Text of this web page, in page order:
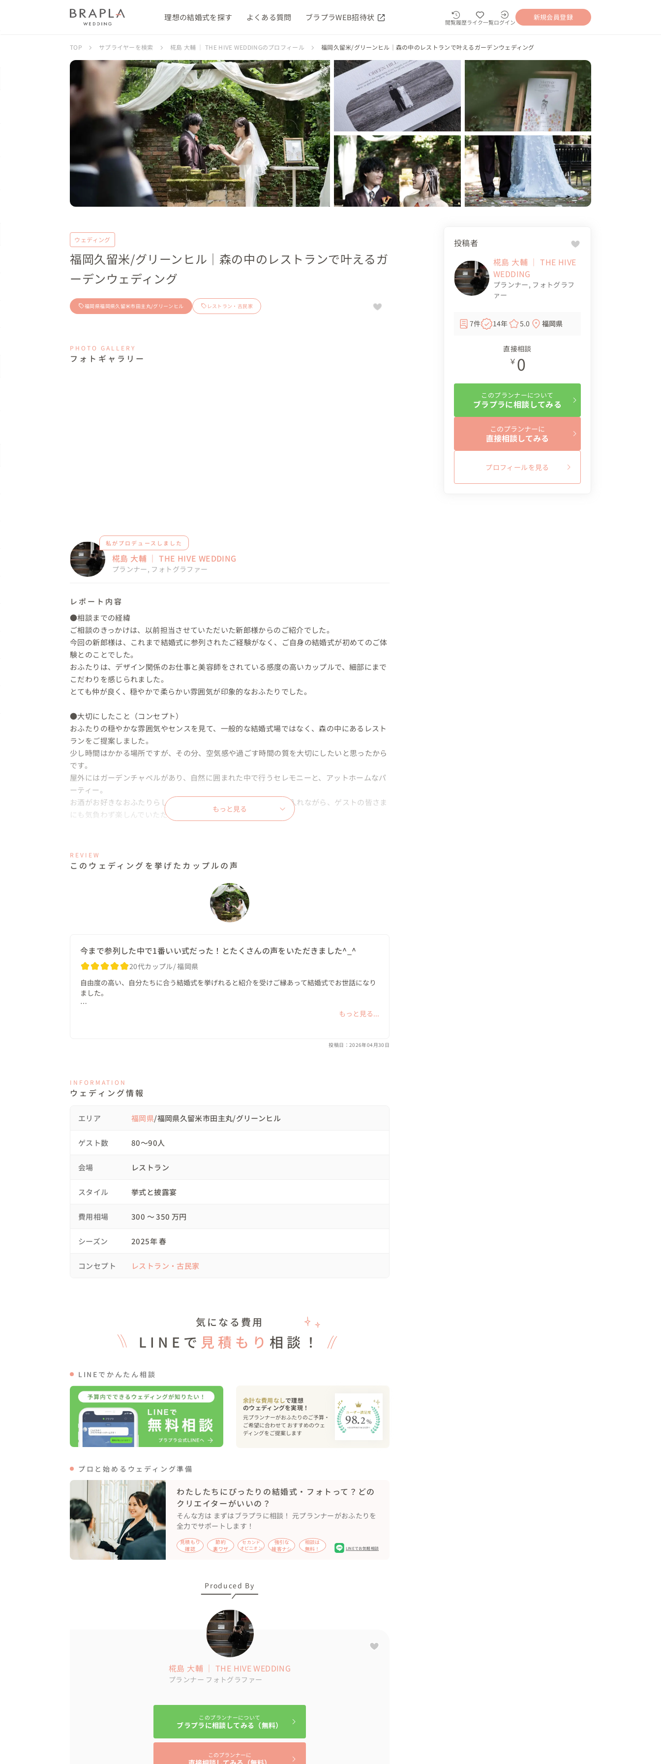
理想の結婚式を探す よくある質問 ブラプラWEB招待状 閲覧履歴ライク一覧ログイン
新規会員登録
TOP サプライヤーを検索 椛島 大輔 ｜ THE HIVE WEDDINGのプロフィール 福岡久留米/グリーンヒル｜森の中のレストランで叶えるガーデンウェディング
ウェディング
福岡久留米/グリーンヒル｜森の中のレストランで叶えるガ
ーデンウェディング
福岡県福岡県久留米市田主丸/グリーンヒル レストラン・古民家
PHOTO GALLERY
フォトギャラリー
私がプロデュースしました
椛島 大輔 ｜ THE HIVE WEDDING
プランナー, フォトグラファー
レポート内容
●相談までの経緯
ご相談のきっかけは、以前担当させていただいた新郎様からのご紹介でした。
今回の新郎様は、これまで結婚式に参列されたご経験がなく、ご自身の結婚式が初めてのご体
験とのことでした。
おふたりは、デザイン関係のお仕事と美容師をされている感度の高いカップルで、細部にまで
こだわりを感じられました。
とても仲が良く、穏やかで柔らかい雰囲気が印象的なおふたりでした。
●大切にしたこと（コンセプト）
おふたりの穏やかな雰囲気やセンスを見て、一般的な結婚式場ではなく、森の中にあるレスト
ランをご提案しました。
少し時間はかかる場所ですが、その分、空気感や過ごす時間の質を大切にしたいと思ったから
です。
屋外にはガーデンチャペルがあり、自然に囲まれた中で行うセレモニーと、アットホームなパ
ーティー。
お酒がお好きなおふたりらしく、生ビールやバーベキューも取り入れながら、ゲストの皆さま
にも気負わず楽しんでいただける一日をイメージしました。
新郎様がデザイン関係ということもあり、席次表や席札、メニュー表などのペーパーアイテム
はすべてご自身でご用意されました。
ゲストの方に楽しんでいただきたいという想いから、おふたりのお好きなお酒もご用意。
自然と会話が生まれる、あたたかい時間が流れていました。
ガーデンチャペルでのセレモニーが難しいかもしれない、そんな状況でしたが、時間になると
おふたりの想いが届いたような、静かで美しい時間でした。
今回の会場は、お料理以外はすべてお持ち込みが可能で、ドレスやカメラマン、映像、ヘアメ
イク、司会者、引出物など、細部まで持ち込みをしました。
新郎様の衣装はオーダーで仕立てた一着で、デザインやサイズを100％ご自身の好みに合わせ
ドレス、ヘアメイク、ペーパーアイテム、写真、映像は新郎新婦、オーダースーツ、司会者、
●こんな人におすすめ
自分たちらしい結婚式を大切にしたい方や、細部までこだわりを持って準備したい方におすす
ドレスやカメラマン、ヘアメイクなどを自由に選びたい方や、持ち込みを活かして柔軟にプラ
また、形式にとらわれず、アットホームな雰囲気の中でゲストと近い距離で過ごしたい方、自
お酒や食事も含めて“その時間そのもの”を楽しみたい方や、費用とクオリティのバランスを見
もっと見る
REVIEW
このウェディングを挙げたカップルの声
今まで参列した中で1番いい式だった！とたくさんの声をいただきました^_^
20代カップル 福岡県
自由度の高い、自分たちに合う結婚式を挙げれると紹介を受けご縁あって結婚式でお世話になり
ました。
他の方の口コミにもある通りプランナーさんはこんなところまで？！と言うくらい細かく付き添
した！すごいのがグレードアップ無しでこのクオリティ？！と何から何まで、隅から隅まで私た
ち夫婦も大満足です！
本来花嫁が主役とされがちな結婚式で新郎側の衣装はレパートリーが少なかったりする中でこだ
おかげさまで、「今まで参列した中で1番いい式だった！」とたくさんの声をいただきました^_^
した。
私自身、ブライダルのヘアメイクで色んな現場を見て来ましたが自信を持っておすすめできるプ
ランナーさんです！
もっと見る...
投稿日：2026年04月30日
INFORMATION
ウェディング情報
エリア 福岡県/福岡県久留米市田主丸/グリーンヒル
ゲスト数 80〜90人
会場 レストラン
スタイル 挙式と披露宴
費用相場 300 〜 350 万円
シーズン 2025年 春
コンセプト レストラン・古民家
気になる費用
LINEで 見積もり 相談！
LINEでかんたん相談
余計な費用なしで理想
元プランナーがおふたりのご予算・
ご希望に合わせて おすすめのウェ
ディングをご提案します
プロと始めるウェディング準備
わたしたちにぴったりの結婚式・フォトって？どの
クリエイターがいいの？
そんな方は まずはブラプラに相談！ 元プランナーがおふたりを
全力でサポートします！
見積もり
確認
節約
裏ワザ
セカンド
オピニオン
強引な
接客ナシ
相談は
無料！
LINEでお気軽相談
Produced By
椛島 大輔 ｜ THE HIVE WEDDING
プランナー フォトグラファー
このプランナーについて
ブラプラに相談してみる（無料）
このプランナーに
投稿者
椛島 大輔 ｜ THE HIVE
WEDDING
プランナー, フォトグラフ
ァー
7件 14年 5.0 福岡県
直接相談
￥ 0
このプランナーについて
ブラプラに相談してみる
このプランナーに
直接相談してみる
プロフィールを見る